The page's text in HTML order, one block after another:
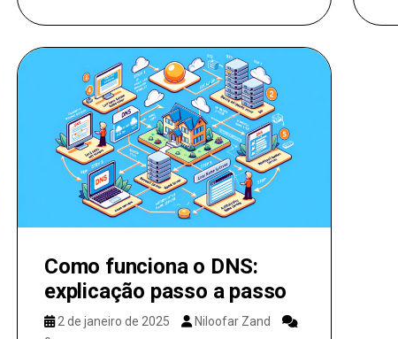
Como funciona o DNS:
explicação passo a passo
2 de janeiro de 2025
Niloofar Zand